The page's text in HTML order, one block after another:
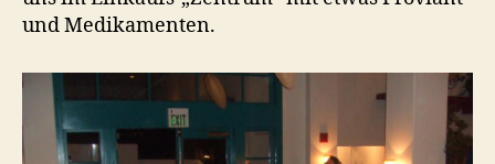
und Medikamenten.